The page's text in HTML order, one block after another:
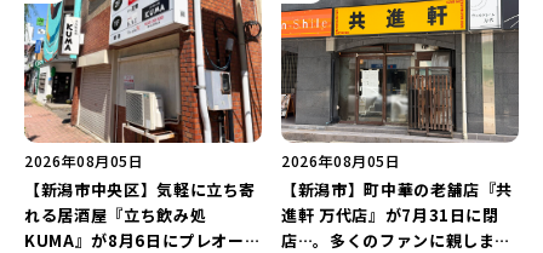
2026年08月05日
【新潟市中央区】気軽に立ち寄
れる居酒屋『立ち飲み処
KUMA』が8月6日にプレオープ
2026年08月05日
【新潟市】町中華の老舗店『共
進軒 万代店』が7月31日に閉
店…。多くのファンに親しまれ